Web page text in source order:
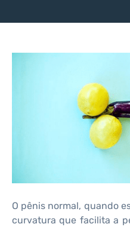
O pênis normal, quando
curvatura que facilita a